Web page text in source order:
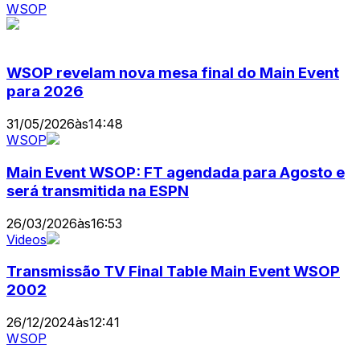
WSOP
WSOP revelam nova mesa final do Main Event
para 2026
31/05/2026às14:48
WSOP
Main Event WSOP: FT agendada para Agosto e
será transmitida na ESPN
26/03/2026às16:53
Videos
Transmissão TV Final Table Main Event WSOP
2002
26/12/2024às12:41
WSOP